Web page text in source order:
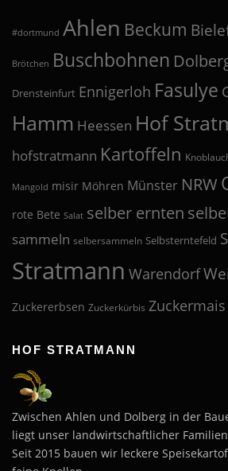
#dortmund Ahlen Beckum
Brötchen Buschbohnen
Drensteinfurt Ennigerloh Fasulye
Hamm Heessen Hof
hofstratmann Kartoffeln
Mangold misir Möhren Münster NRW
rote Bete Salat selber ernten
sammeln selbersammeln Selbsterntefeld
Stratmann Warendorf
Zuckererbsen Zuckerkürbis Zuckermais
HOF STRATMANN
Zwischen Ahlen und Dolberg in der
liegt unser landwirtschaftlicher
Seit 2015 bauen wir leckere